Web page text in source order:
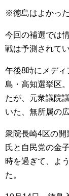
※徳島はよかった
今回の補選では
戦は予測されてい
午後8時にメデ
島・高知選挙区
たが、元衆議院
いた、無所属の
衆院長崎4区の
氏と自民党の金
時を過ぎて、よ
た。